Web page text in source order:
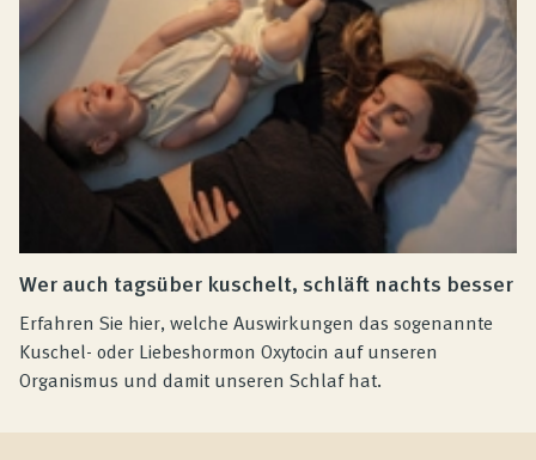
Wer auch tagsüber kuschelt, schläft nachts besser
Erfahren Sie hier, welche Auswirkungen das sogenannte
Kuschel- oder Liebeshormon Oxytocin auf unseren
Organismus und damit unseren Schlaf hat.